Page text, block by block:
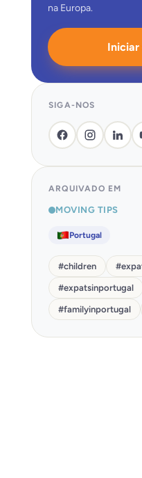
na Europa.
Iniciar
SIGA-NOS
ARQUIVADO EM
MOVING TIPS
Portugal
#children #
#expatsinportugal
#familyinportugal